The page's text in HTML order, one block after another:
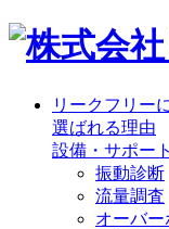
リークフリー
選ばれる理由
設備・サポー
振動診断
流量調査
オーバー